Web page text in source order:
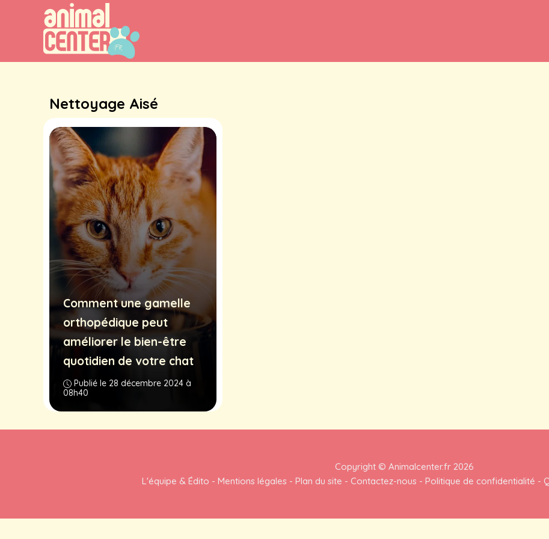
Nettoyage Aisé
Comment une gamelle
orthopédique peut
améliorer le bien-être
quotidien de votre chat
Publié le 28 décembre 2024 à
08h40
Copyright © Animalcenter.fr 2026
L'équipe & Édito - Mentions légales - Plan du site - Contactez-nous - Politique de confidentialité -